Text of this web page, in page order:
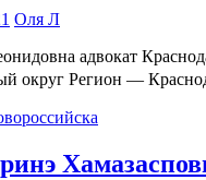
Оля Л
адвокат
округ Регион —